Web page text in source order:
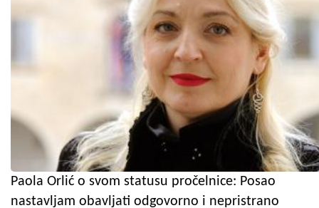
Paola Orlić o svom statusu pročelnice: Posao
nastavljam obavljati odgovorno i nepristrano